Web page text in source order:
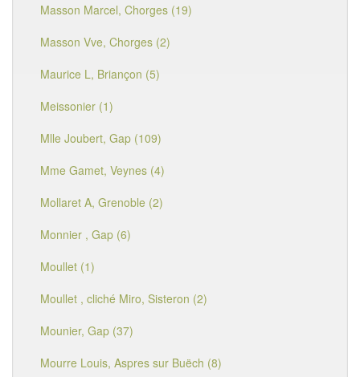
Masson Marcel, Chorges (19)
Masson Vve, Chorges (2)
Maurice L, Briançon (5)
Meissonier (1)
Mlle Joubert, Gap (109)
Mme Gamet, Veynes (4)
Mollaret A, Grenoble (2)
Monnier , Gap (6)
Moullet (1)
Moullet , cliché Miro, Sisteron (2)
Mounier, Gap (37)
Mourre Louis, Aspres sur Buëch (8)